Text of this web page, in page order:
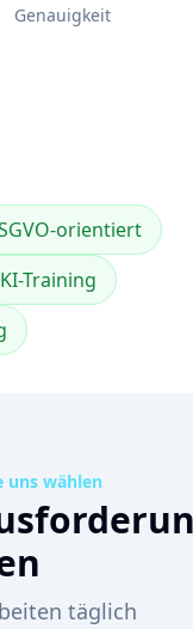
Genauigkeit
orientiert
Training
uns wählen
täglich